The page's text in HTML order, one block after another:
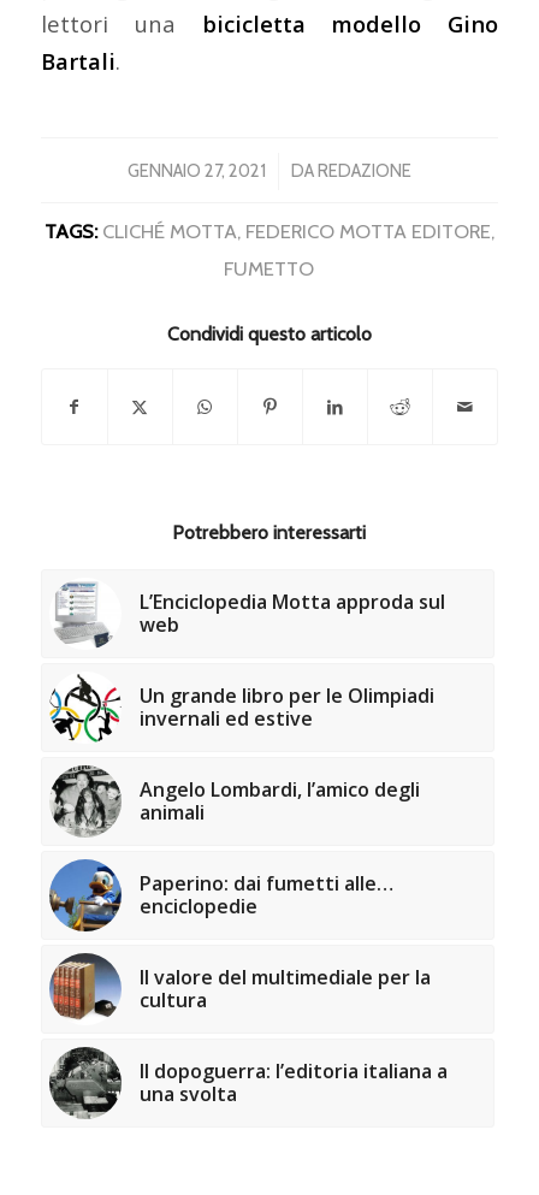
lettori una bicicletta modello Gino
Bartali.
GENNAIO 27, 2021
/ DAREDAZIONE
TAGS: CLICHÉ MOTTA, FEDERICO MOTTA EDITORE,
FUMETTO
Condividi questo articolo
Potrebbero interessarti
L’Enciclopedia Motta approda sul
web
Un grande libro per le Olimpiadi
invernali ed estive
Angelo Lombardi, l’amico degli
animali
Paperino: dai fumetti alle…
enciclopedie
Il valore del multimediale per la
cultura
Il dopoguerra: l’editoria italiana a
una svolta